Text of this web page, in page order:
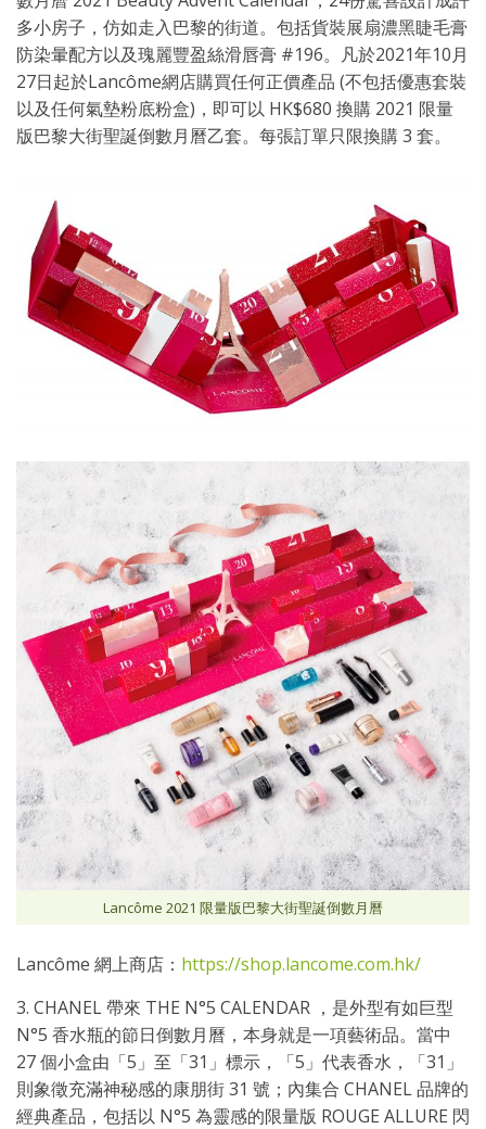
多小房子，仿如走入巴黎的街道。包括貨裝展扇濃黑睫毛膏
防染暈配方以及瑰麗豐盈絲滑唇膏 #196。凡於2021年10月
27日起於Lancôme網店購買任何正價產品 (不包括優惠套裝
以及任何氣墊粉底粉盒)，即可以 HK$680 換購 2021 限量
版巴黎大街聖誕倒數月曆乙套。每張訂單只限換購 3 套。
Lancôme 2021 限量版巴黎大街聖誕倒數月曆
Lancôme 網上商店： https://shop.lancome.com.hk/
3. CHANEL 帶來 THE N°5 CALENDAR ，是外型有如巨型
N°5 香水瓶的節日倒數月曆，本身就是一項藝術品。當中
27 個小盒由「5」至「31」標示，「5」代表香水，「31」
則象徵充滿神秘感的康朋街 31 號；內集合 CHANEL 品牌的
經典產品，包括以 N°5 為靈感的限量版 ROUGE ALLURE 閃